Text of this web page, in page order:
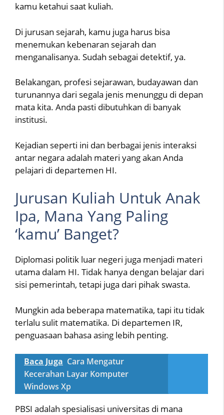
kamu ketahui saat kuliah.
Di jurusan sejarah, kamu juga harus bisa
menemukan kebenaran sejarah dan
menganalisanya. Sudah sebagai detektif, ya.
Belakangan, profesi sejarawan, budayawan dan
turunannya dari segala jenis menunggu di depan
mata kita. Anda pasti dibutuhkan di banyak
institusi.
Kejadian seperti ini dan berbagai jenis interaksi
antar negara adalah materi yang akan Anda
pelajari di departemen HI.
Jurusan Kuliah Untuk Anak
Ipa, Mana Yang Paling
‘kamu’ Banget?
Diplomasi politik luar negeri juga menjadi materi
utama dalam HI. Tidak hanya dengan belajar dari
sisi pemerintah, tetapi juga dari pihak swasta.
Mungkin ada beberapa matematika, tapi itu tidak
terlalu sulit matematika. Di departemen IR,
penguasaan bahasa asing lebih penting.
Baca Juga Cara Mengatur
Kecerahan Layar Komputer
Windows Xp
PBSI adalah spesialisasi universitas di mana